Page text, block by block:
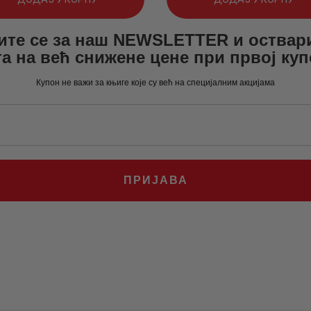
је
била:
616.
0
рсд.
је:
470.
0
рсд.
се за наш NEWSLETTER и
на већ снижене цене при првој
Купон не важи за књиге које су већ на специјалним акцијама
ПРИЈАВА